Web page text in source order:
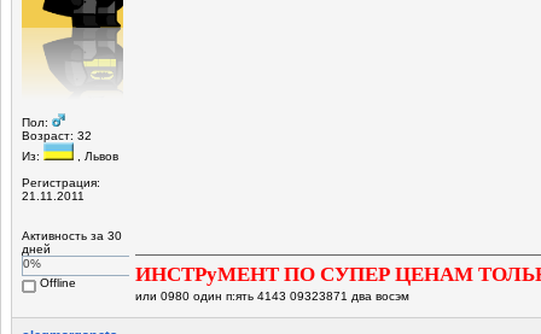
Пол:
Возраст: 32
Из:
, Львов
Регистрация:
21.11.2011
Активность за 30
дней
0%
Offline
ИНСТРуМЕНТ ПО СУПЕР ЦЕНАМ
или 0980 один п:ять 4143 09323871 два восэм